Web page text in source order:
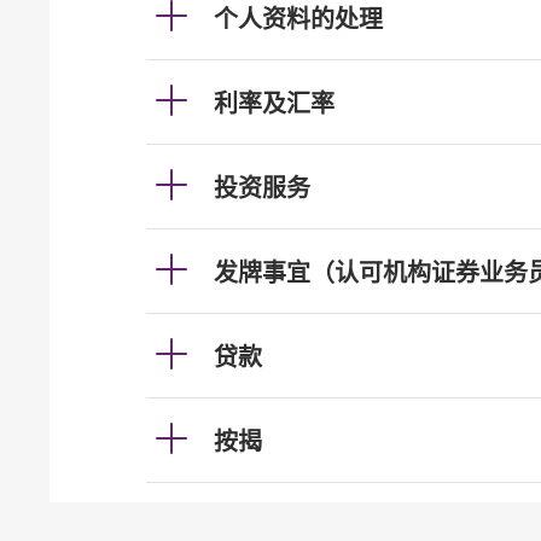
个人资料的处理
利率及汇率
投资服务
发牌事宜（认可机构证券业务
贷款
按揭